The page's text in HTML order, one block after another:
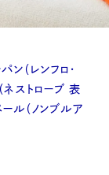
ン（レンフロ・
ネストローブ 表
ル（ノンブルア